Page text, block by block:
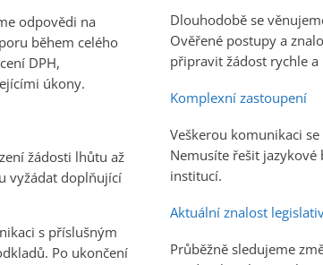
odpovědi na
během celého
DPH,
úkony.
žádosti lhůtu až
vyžádat doplňující
s příslušným
Po ukončení
Dlouhodobě se
Ověřené postupy a
připravit žádost rychle
Komplexní zastoupení
Veškerou komunikaci
Nemusíte řešit
institucí.
Aktuální znalost
Průběžně sledujeme